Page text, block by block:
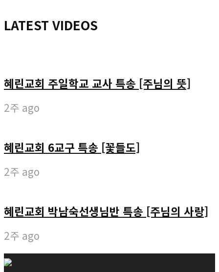
LATEST VIDEOS
혜린교회 주일학교 교사 특송 [주님의 뜻]
2주 ago
혜린교회 6교구 특송 [꽃들도]
2주 ago
혜린교회 박남숙선생님반 특송 [주님의 사랑]
2주 ago